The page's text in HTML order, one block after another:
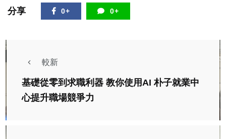
分享 0+ 0+
較新
基礎從零到求職利器 教你使用AI 朴子就業中
心提升職場競爭力